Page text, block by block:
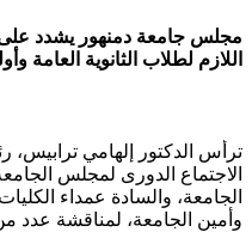
مجلس جامعة دمنهور يشدد على
اللازم لطلاب الثانوية العامة
ترأس الدكتور إلهامي ترابيس،
الاجتماع الدورى لمجلس
الجامعة، والسادة عمداء
وأمين الجامعة، لمناقشة عدد